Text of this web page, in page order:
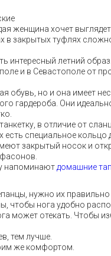
женщина хочет
в закрытых туфлях
летний
и в Севастополе от
обувь, но и она имеет
гардероба. Они
в отличие от
специальное
закрытый носок и
напоминают домашние
нужно их
нога удобно
может отекать. Чтобы
тем лучше.
же комфортом.